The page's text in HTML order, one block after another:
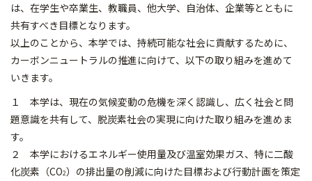
は、在学生や卒業生、教職員、他大学、自治体、企業等とともに
共有すべき目標となります。
以上のことから、本学では、持続可能な社会に貢献するために、
カーボンニュートラルの推進に向けて、以下の取り組みを進めて
いきます。
１ 本学は、現在の気候変動の危機を深く認識し、広く社会と問
題意識を共有して、脱炭素社会の実現に向けた取り組みを進めま
す。
２ 本学におけるエネルギー使用量及び温室効果ガス、特に二酸
化炭素（CO2）の排出量の削減に向けた目標および行動計画を策定